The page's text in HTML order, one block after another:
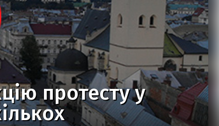
протесту у